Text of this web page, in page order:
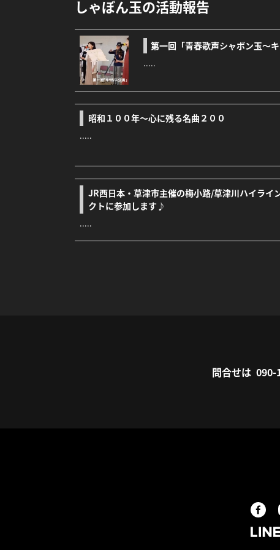
しゃぼん玉の活動報告
第一回「青春歌声シャボン玉～キ
.....
昭和１００年～心に残る名曲２００
.....
JR西日本・草津市主催の梅小路/草津川ハイライ
クトに参加します♪
.....
問合せは